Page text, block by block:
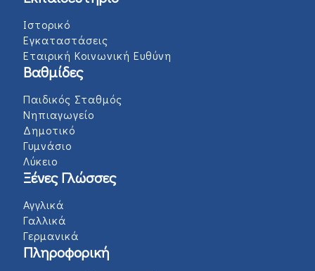
Ιστορικό
Εγκαταστάσεις
Εταιρική Κοινωνική Ευθύνη
Βαθμίδες
Παιδικός Σταθμός
Νηπιαγωγείο
Δημοτικό
Γυμνάσιο
Λύκειο
Ξένες Γλώσσες
Αγγλικά
Γαλλικά
Γερμανικά
Πληροφορική